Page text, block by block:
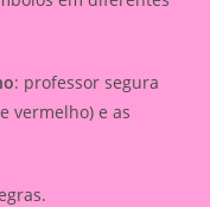
: professor segura
vermelho) e as